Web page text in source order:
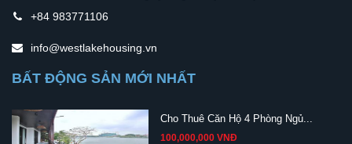
+84 983771106
info@westlakehousing.vn
BẤT ĐỘNG SẢN MỚI NHẤT
Cho Thuê Căn Hộ 4 Phòng Ngủ...
100,000,000 VNĐ